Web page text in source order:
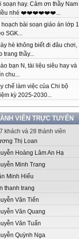
soạn hay. Cảm ơn thầy Nam
nhé ❤️❤️❤️❤️❤️❤️...
hoạch bài soạn giáo án lớp 1
SGK...
hè không biết đi đâu chơi,
trang thầy...
bạn N, tài liệu siêu hay và
chu...
chế làm việc của Chi bộ
kỳ 2025-2030...
VIÊN TRỰC TUYẾN
khách và 28 thành viên
Thị Loan
Hoàng Lâm An Hạ
Minh Trang
Minh Hiếu
thanh trang
Văn Tiến
Văn Quang
Văn Tuấn
Quỳnh Nga